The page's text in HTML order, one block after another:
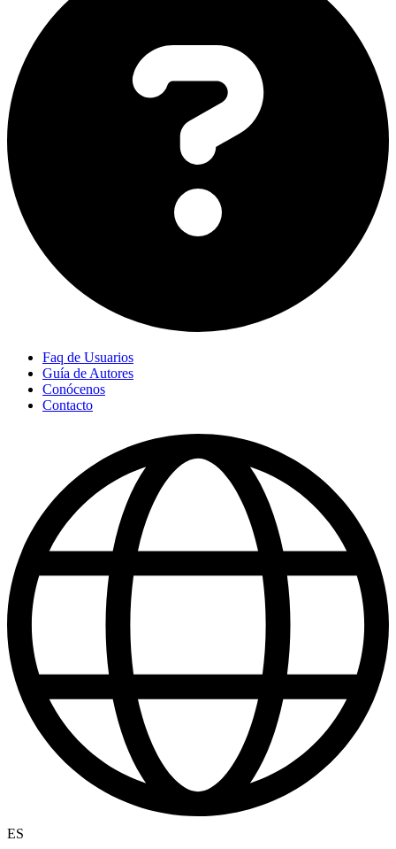
Faq de Usuarios
Guía de Autores
Conócenos
Contacto
ES